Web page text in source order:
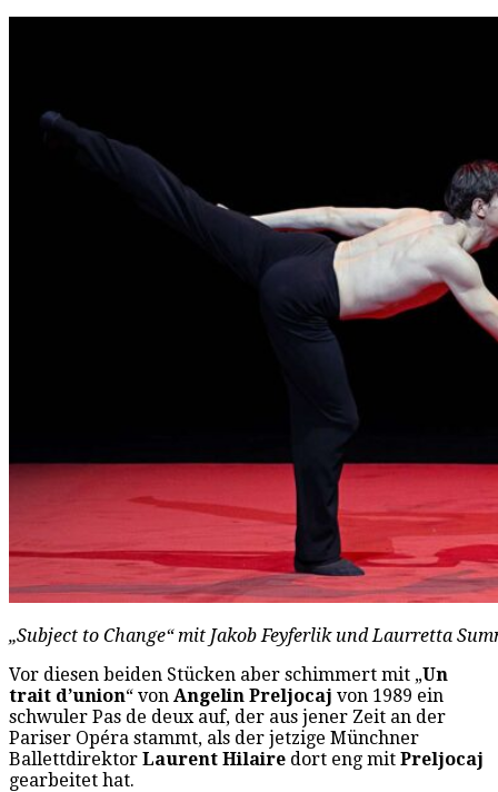
„Subject to Change“ mit Jakob Feyferlik und Laurretta
Vor diesen beiden Stücken aber schimmert mit „Un
trait d’union“ von Angelin Preljocaj von 1989 ein
schwuler Pas de deux auf, der aus jener Zeit an der
Pariser Opéra stammt, als der jetzige Münchner
Ballettdirektor Laurent Hilaire dort eng mit Preljocaj
gearbeitet hat.